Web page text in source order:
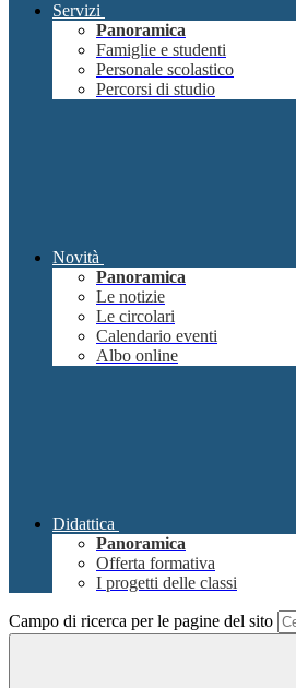
Servizi
Panoramica
Famiglie e studenti
Personale scolastico
Percorsi di studio
Novità
Panoramica
Le notizie
Le circolari
Calendario eventi
Albo online
Didattica
Panoramica
Offerta formativa
I progetti delle classi
Campo di ricerca per le pagine del sito